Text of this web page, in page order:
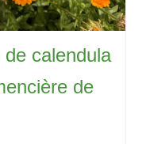
calendula
de